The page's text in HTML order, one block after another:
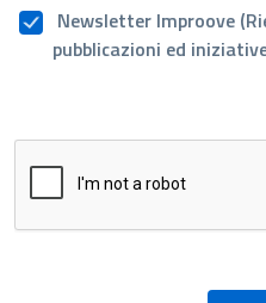
Newsletter Improove
pubblicazioni ed